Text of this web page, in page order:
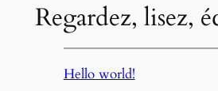
Regardez, lisez,
Hello world!